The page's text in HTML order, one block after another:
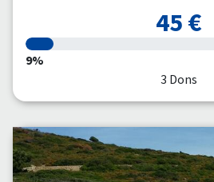
45 €
9%
3 Dons